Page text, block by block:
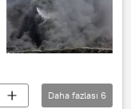
Daha fazlası 6